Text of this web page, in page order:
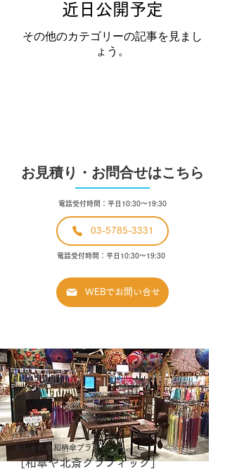
近日公開予定
その他のカテゴリーの記事を見まし
ょう。
​お見積り・お問合せはこちら
電話受付時間：平日10:30〜19:30
03-5785-3331
電話受付時間：平日10:30〜19:30
WEBでお問い合せ
おしゃれな和柄傘ブランド
［和傘や北斎グラフィック］